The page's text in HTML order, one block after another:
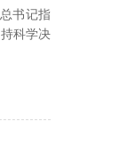
书记指
科学决